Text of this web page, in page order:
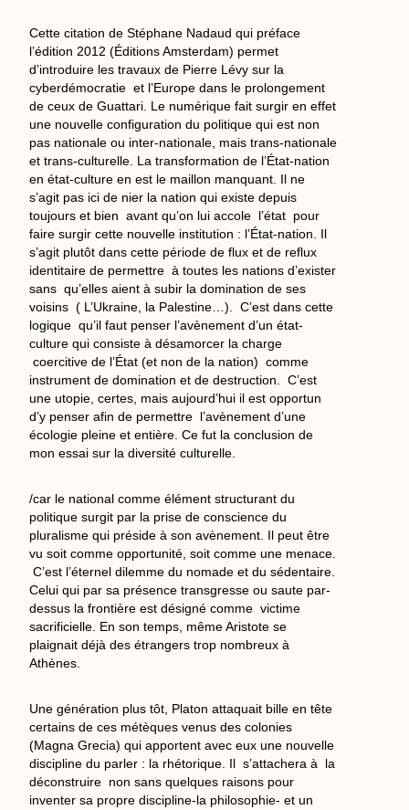
Cette citation de Stéphane Nadaud qui préface
l’édition 2012 (Éditions Amsterdam) permet
d’introduire les travaux de Pierre Lévy sur la
cyberdémocratie et l’Europe dans le prolongement
de ceux de Guattari. Le numérique fait surgir en effet
une nouvelle configuration du politique qui est non
pas nationale ou inter-nationale, mais trans-nationale
et trans-culturelle. La transformation de l’État-nation
en état-culture en est le maillon manquant. Il ne
s’agit pas ici de nier la nation qui existe depuis
toujours et bien avant qu’on lui accole l’état pour
faire surgir cette nouvelle institution : l’État-nation. Il
s’agit plutôt dans cette période de flux et de reflux
identitaire de permettre à toutes les nations d’exister
sans qu’elles aient à subir la domination de ses
voisins ( L’Ukraine, la Palestine…). C’est dans cette
logique qu’il faut penser l’avènement d’un état-
culture qui consiste à désamorcer la charge
coercitive de l’État (et non de la nation) comme
instrument de domination et de destruction. C’est
une utopie, certes, mais aujourd’hui il est opportun
d’y penser afin de permettre l’avènement d’une
écologie pleine et entière. Ce fut la conclusion de
mon essai sur la diversité culturelle.
/car le national comme élément structurant du
politique surgit par la prise de conscience du
pluralisme qui préside à son avènement. Il peut être
vu soit comme opportunité, soit comme une menace.
C’est l’éternel dilemme du nomade et du sédentaire.
Celui qui par sa présence transgresse ou saute par-
dessus la frontière est désigné comme victime
sacrificielle. En son temps, même Aristote se
plaignait déjà des étrangers trop nombreux à
Athènes.
Une génération plus tôt, Platon attaquait bille en tête
certains de ces métèques venus des colonies
(Magna Grecia) qui apportent avec eux une nouvelle
discipline du parler : la rhétorique. Il s’attachera à la
déconstruire non sans quelques raisons pour
inventer sa propre discipline-la philosophie- et un